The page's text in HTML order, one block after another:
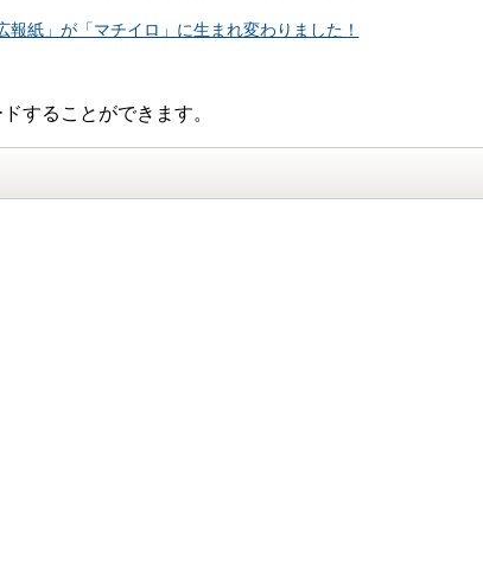
報紙」が「マチイロ」に生まれ変わりました！
することができます。